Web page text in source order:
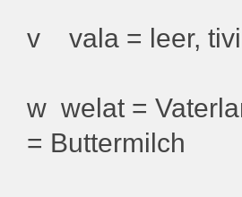
v vala = leer,
w welat =
= Buttermilch